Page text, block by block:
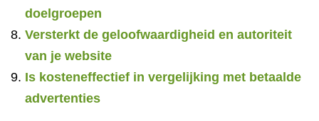
doelgroepen
Versterkt de geloofwaardigheid en autoriteit
van je website
Is kosteneffectief in vergelijking met betaalde
advertenties